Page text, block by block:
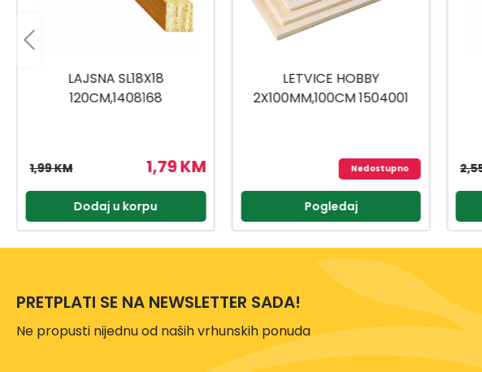
LETVICE HOBBY
2X100MM,100CM 1504001
Nedostupno
Pogledaj
LAJSNA HOL1818GR
120CM,1408051
2,30 KM
Dodaj u korpu
PRETPLATI SE NA NEWSLETTER SADA!
Ne propusti nijednu od naših vrhunskih ponuda